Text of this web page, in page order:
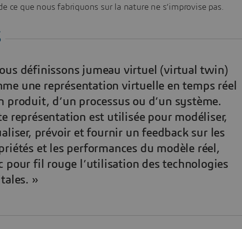
ce que nous fabriquons sur la nature ne s’improvise pas.
définissons jumeau virtuel (virtual twin)
une représentation virtuelle en temps réel
produit, d’un processus ou d’un système.
représentation est utilisée pour modéliser,
prévoir et fournir un feedback sur les
et les performances du modèle réel,
pour fil rouge l’utilisation des technologies
»